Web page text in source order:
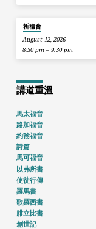
祈禱會
August 12, 2026
8:30 pm – 9:30 pm
講道重溫
馬太福音
路加福音
約翰福音
詩篇
馬可福音
以弗所書
使徒行傳
羅馬書
歌羅西書
腓立比書
創世記